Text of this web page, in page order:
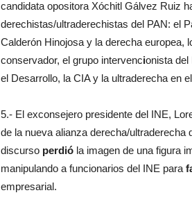
candidata opositora Xóchitl Gálvez Ruiz
derechistas/ultraderechistas del PAN: el
Calderón Hinojosa y la derecha europea,
conservador, el grupo intervencionista del
el Desarrollo, la CIA y la ultraderecha en el
5.- El exconsejero presidente del INE,
de la nueva alianza derecha/
discurso perdió la imagen de una figura
manipulando a funcionarios del INE para
empresarial.